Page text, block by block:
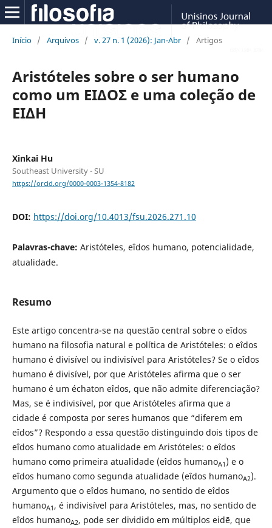
Início / Arquivos / v. 27 n. 1 (2026): Jan-Abr / Artigos
Aristóteles sobre o ser humano
como um ΕΙΔΟΣ e uma coleção de
ΕΙΔH
Xinkai Hu
Southeast University - SU
https://orcid.org/0000-0003-1354-8182
DOI: https://doi.org/10.4013/fsu.2026.271.10
Palavras-chave: Aristóteles, eîdos humano, potencialidade,
atualidade.
Resumo
Este artigo concentra-se na questão central sobre o eîdos
humano na filosofia natural e política de Aristóteles: o eîdos
humano é divisível ou indivisível para Aristóteles? Se o eîdos
humano é divisível, por que Aristóteles afirma que o ser
humano é um échaton eîdos, que não admite diferenciação?
Mas, se é indivisível, por que Aristóteles afirma que a
cidade é composta por seres humanos que “diferem em
eîdos”? Respondo a essa questão distinguindo dois tipos de
eîdos humano como atualidade em Aristóteles: o eîdos
humano como primeira atualidade (eîdos humanoA1 ) e o
eîdos humano como segunda atualidade (eîdos humanoA2).
Argumento que o eîdos humano, no sentido de eîdos
humanoA1 , é indivisível para Aristóteles, mas, no sentido de
eîdos humanoA2, pode ser dividido em múltiplos eidē, que